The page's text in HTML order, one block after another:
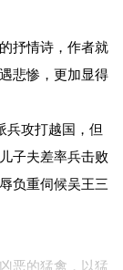
被降为婢女。
尽头？
疙瘩堵在胸口。
飞鸟。
前往吴国京都。
抒情诗，作者就
悲惨，更加显得
攻打越国，但
子夫差率兵击败
负重伺候吴王三
恶的猛禽，以猛